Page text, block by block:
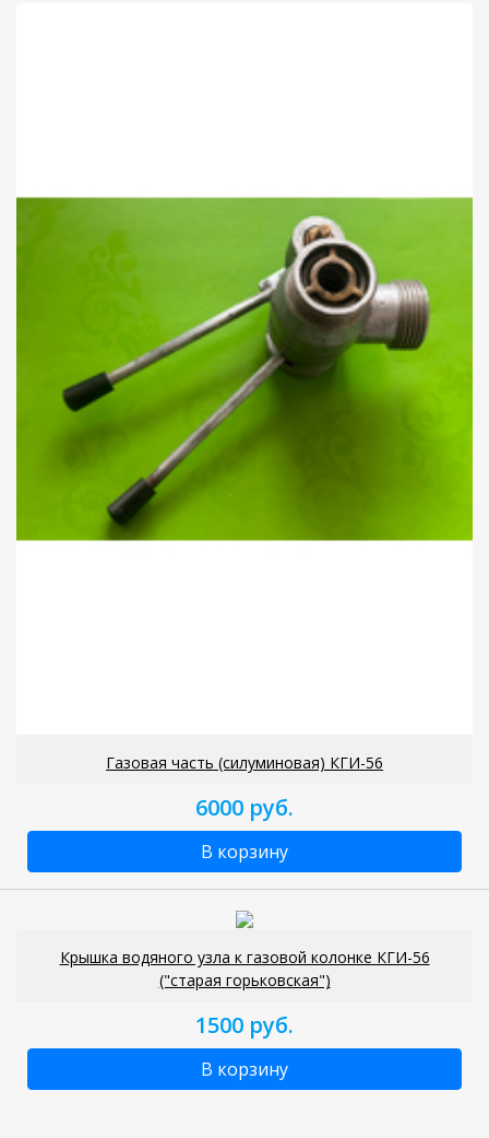
Газовая часть (силуминовая) КГИ-56
6000 руб.
В корзину
Крышка водяного узла к газовой колонке КГИ-56
("старая горьковская")
1500 руб.
В корзину